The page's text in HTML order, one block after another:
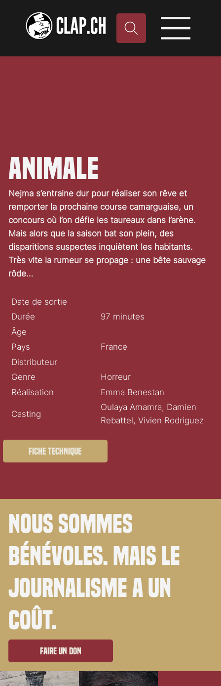
Animale
Nejma s’entraine dur pour réaliser son rêve et
remporter la prochaine course camarguaise, un
concours où l’on défie les taureaux dans l’arène.
Mais alors que la saison bat son plein, des
disparitions suspectes inquiètent les habitants.
Très vite la rumeur se propage : une bête sauvage
rôde…
Date de sortie
Durée
97 minutes
Âge
Pays
France
Distributeur
Genre
Horreur
Réalisation
Emma Benestan
Casting
Oulaya Amamra, Damien
Rebattel, Vivien Rodriguez
Fiche technique
Nous sommes
bénévoles. Mais le
journalisme a un
coût.
Faire un don